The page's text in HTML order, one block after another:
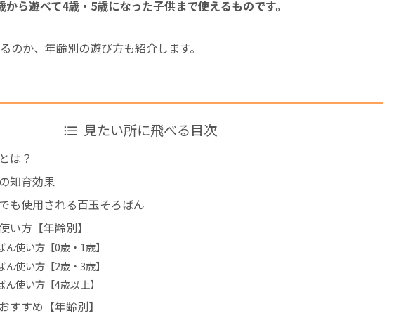
ら遊べて4歳・5歳になった子供まで使えるものです。
のか、年齢別の遊び方も紹介します。
見たい所に飛べる目次
は？
知育効果
も使用される百玉そろばん
い方【年齢別】
ん使い方【0歳・1歳】
ん使い方【2歳・3歳】
ん使い方【4歳以上】
すすめ【年齢別】